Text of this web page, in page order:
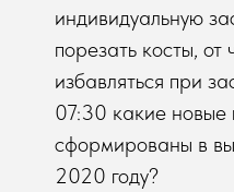
индивидуальную
порезать косты, от
избавляться при
07:30 какие новые
сформированы в
2020 году?